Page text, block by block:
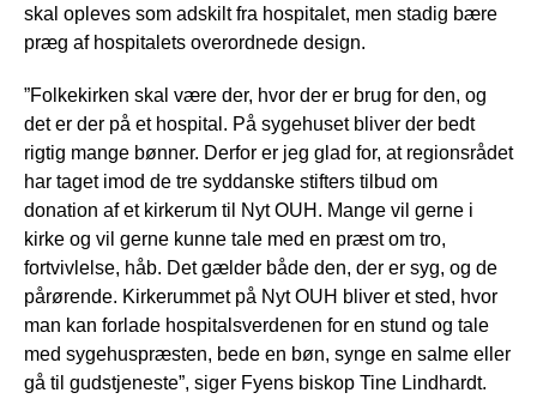
skal opleves som adskilt fra hospitalet, men stadig bære
præg af hospitalets overordnede design.
”Folkekirken skal være der, hvor der er brug for den, og
det er der på et hospital. På sygehuset bliver der bedt
rigtig mange bønner. Derfor er jeg glad for, at regionsrådet
har taget imod de tre syddanske stifters tilbud om
donation af et kirkerum til Nyt OUH. Mange vil gerne i
kirke og vil gerne kunne tale med en præst om tro,
fortvivlelse, håb. Det gælder både den, der er syg, og de
pårørende. Kirkerummet på Nyt OUH bliver et sted, hvor
man kan forlade hospitalsverdenen for en stund og tale
med sygehuspræsten, bede en bøn, synge en salme eller
gå til gudstjeneste”, siger Fyens biskop Tine Lindhardt.